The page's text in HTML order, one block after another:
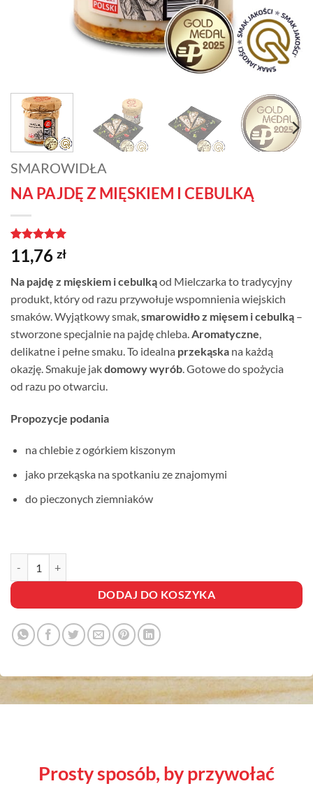
SMAROWIDŁA
NA PAJDĘ Z MIĘSKIEM I CEBULKĄ
Oceniony5
na 5 na
1
oceny
klienta
11,76 zł
Na pajdę z mięskiem i cebulkąod Mielczarka to tradycyjny
produkt, który od razu przywołuje wspomnienia wiejskich
smaków. Wyjątkowy smak,smarowidło z mięsem i cebulką –
stworzone specjalnie na pajdę chleba.Aromatyczne,
delikatne i pełne smaku. To idealna przekąska na każdą
okazję. Smakuje jakdomowy wyrób. Gotowe do spożycia
od razu po otwarciu.
Propozycje podania
na chlebie z ogórkiem kiszonym
jako przekąska na spotkaniu ze znajomymi
do pieczonych ziemniaków
DODAJ DO KOSZYKA
prosty sposób, by przywołać